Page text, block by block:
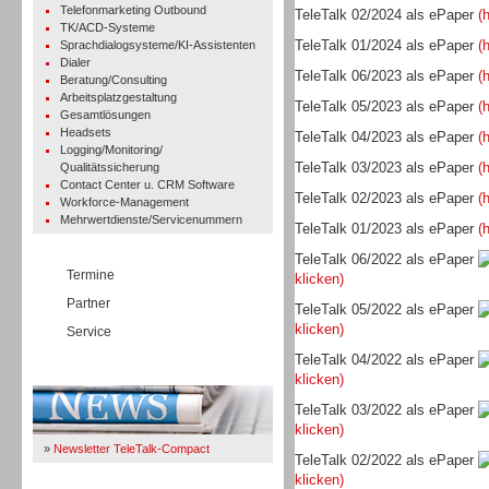
Telefonmarketing Outbound
TK/ACD-Systeme
Sprachdialogsysteme/KI-Assistenten
Dialer
Beratung/Consulting
Arbeitsplatzgestaltung
Gesamtlösungen
Headsets
Logging/Monitoring/
Qualitätssicherung
Contact Center u. CRM Software
Workforce-Management
Mehrwertdienste/Servicenummern
Termine
Partner
Service
» Newsletter TeleTalk-Compact
TK- und ACD-Systeme
TeleTalk 02/2024 als ePaper
TeleTalk 01/2024 als ePaper
TeleTalk 06/2023 als ePaper
TeleTalk 05/2023 als ePaper
TeleTalk 04/2023 als ePaper
TeleTalk 03/2023 als ePaper
TeleTalk 02/2023 als ePaper
TeleTalk 01/2023 als ePaper
TeleTalk 06/2022 als ePaper
klicken)
TeleTalk 05/2022 als ePaper
klicken)
TeleTalk 04/2022 als ePaper
klicken)
TeleTalk 03/2022 als ePaper
klicken)
TeleTalk 02/2022 als ePaper
klicken)